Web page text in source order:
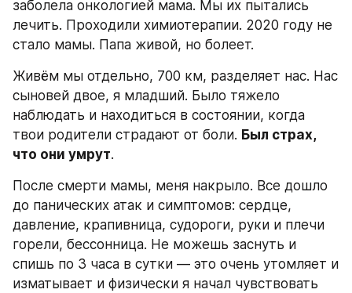
заболела онкологией мама. Мы их пытались
лечить. Проходили химиотерапии. 2020 году не
стало мамы. Папа живой, но болеет.
Живём мы отдельно, 700 км, разделяет нас. Нас
сыновей двое, я младший. Было тяжело
наблюдать и находиться в состоянии, когда
твои родители страдают от боли. Был страх,
что они умрут.
После смерти мамы, меня накрыло. Все дошло
до панических атак и симптомов: сердце,
давление, крапивница, судороги, руки и плечи
горели, бессонница. Не можешь заснуть и
спишь по 3 часа в сутки — это очень утомляет и
изматывает и физически я начал чувствовать